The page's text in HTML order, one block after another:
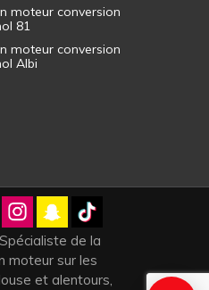
moteur conversion
81
moteur conversion
Albi
de la
moteur sur les
et alentours,